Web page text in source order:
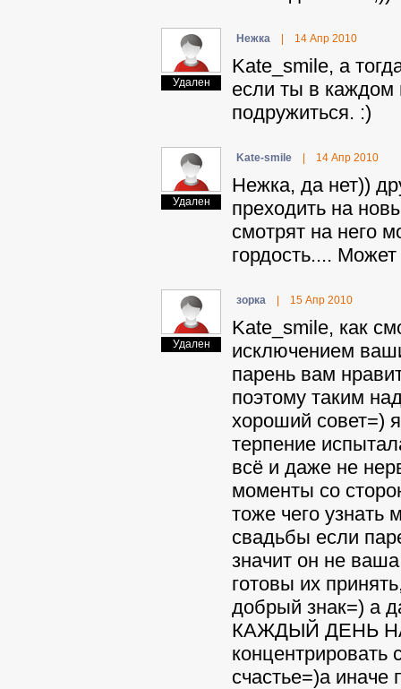
Удален
Heжкa 14 Апр 2010
Kate_smile, а
если ты в каждом
подружиться. :)
Удален
Kate-smile 14 Апр 2010
Heжкa, да нет))
преходить на
смотрят на него
гордость....
Удален
зopкa 15 Апр 2010
Kate_smile, как
исключением
парень вам
поэтому таким
хороший совет=)
терпение
всё и даже не
моменты со
тоже чего узнать
свадьбы если
значит он не
готовы их
добрый знак=) а
КАЖДЫЙ ДЕНЬ
концентрировать
счастье=)а